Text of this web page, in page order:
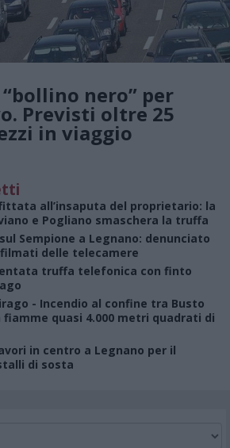
nero” per
Previsti oltre 25
in viaggio
all’insaputa del proprietario: la
e Pogliano smaschera la truffa
Sempione a Legnano: denunciato
delle telecamere
truffa telefonica con finto
- Incendio al confine tra Busto
fiamme quasi 4.000 metri quadrati di
in centro a Legnano per il
di sosta